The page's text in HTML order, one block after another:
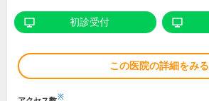
初診受付
この医院の詳細をみる
※